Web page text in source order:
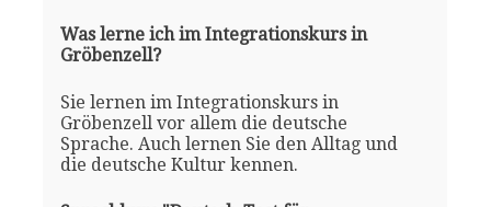
Was lerne ich im Integrationskurs in
Gröbenzell?
Sie lernen im Integrationskurs in
Gröbenzell vor allem die deutsche
Sprache. Auch lernen Sie den Alltag und
die deutsche Kultur kennen.